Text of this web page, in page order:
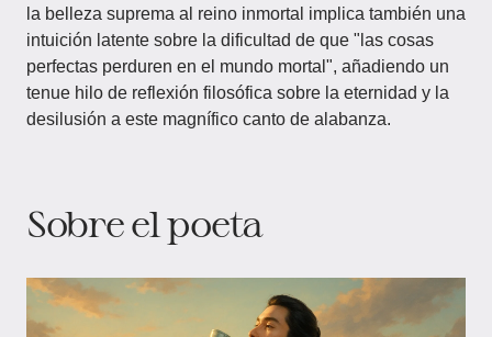
la belleza suprema al reino inmortal implica también una
intuición latente sobre la dificultad de que "las cosas
perfectas perduren en el mundo mortal", añadiendo un
tenue hilo de reflexión filosófica sobre la eternidad y la
desilusión a este magnífico canto de alabanza.
Sobre el poeta